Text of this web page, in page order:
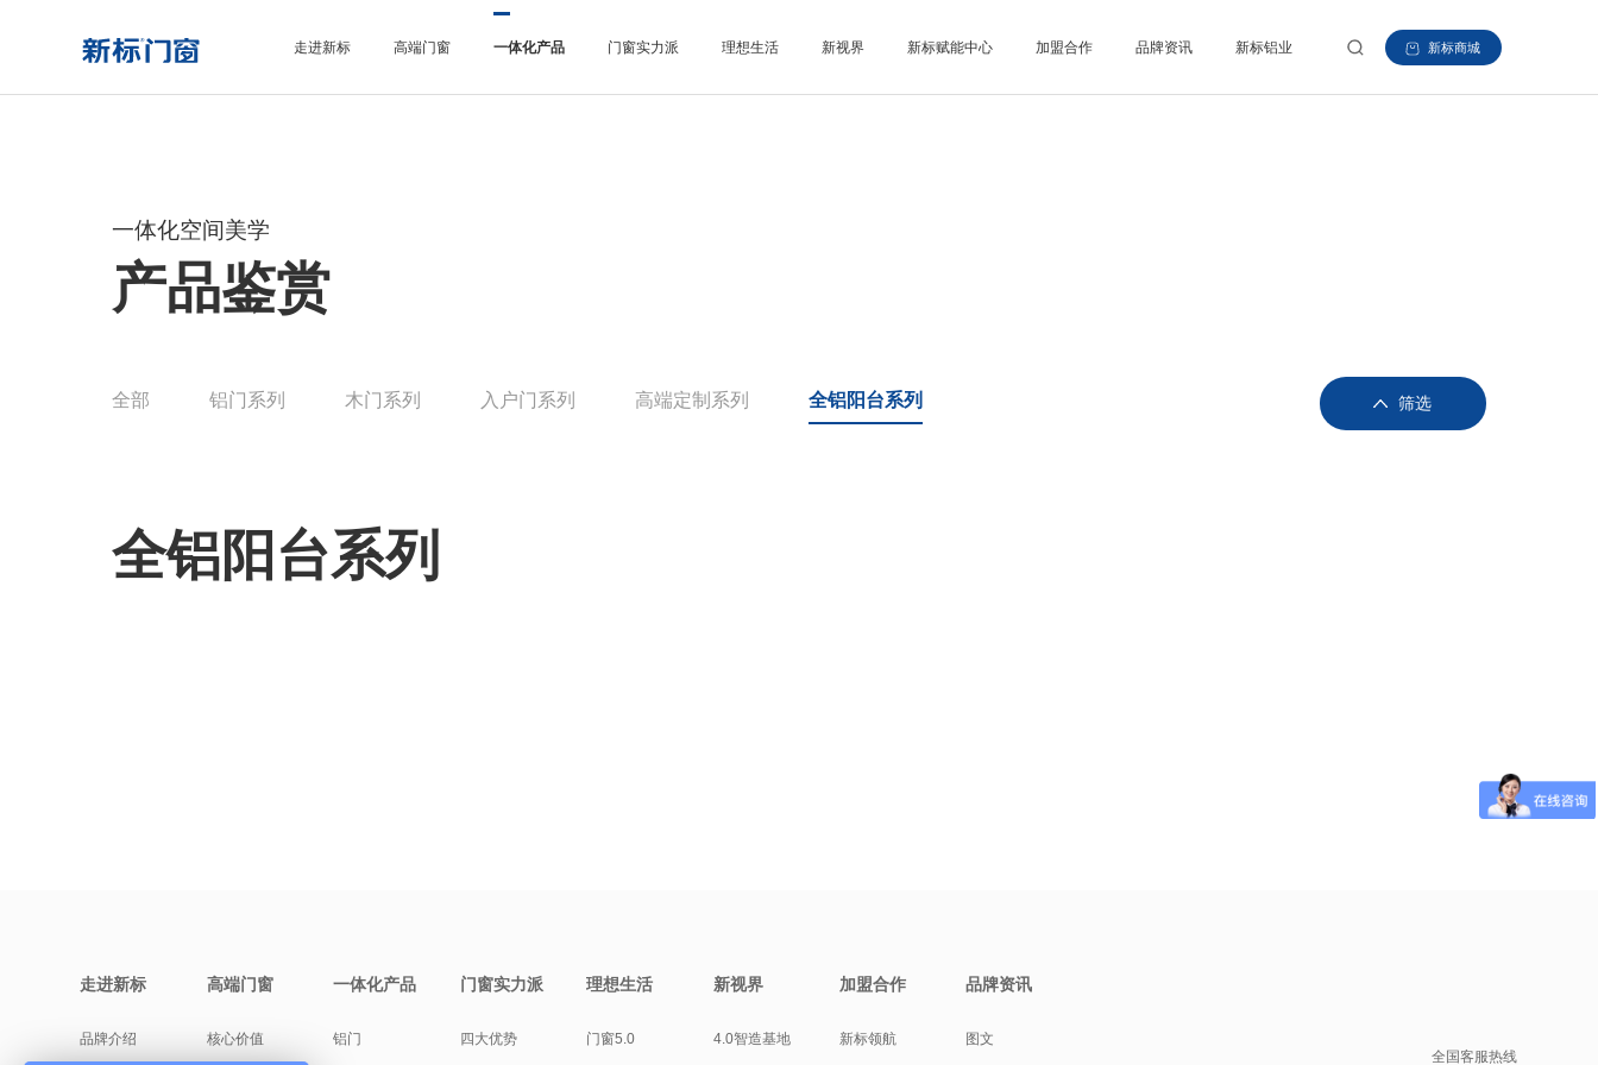
新标商城
走进新标 高端门窗 一体化产品 门窗实力派 理想生活 新视界 新标赋能中心 加盟合作 品牌资讯 新标铝业
一体化空间美学
产品鉴赏
全部 铝门系列 木门系列 入户门系列 高端定制系列 全铝阳台系列 筛选
全铝阳台系列
走进新标
品牌介绍
高端门窗
核心价值
一体化产品
铝门
门窗实力派
四大优势
理想生活
门窗5.0
新视界
4.0智造基地
加盟合作
新标领航
品牌资讯
图文
全国客服热线